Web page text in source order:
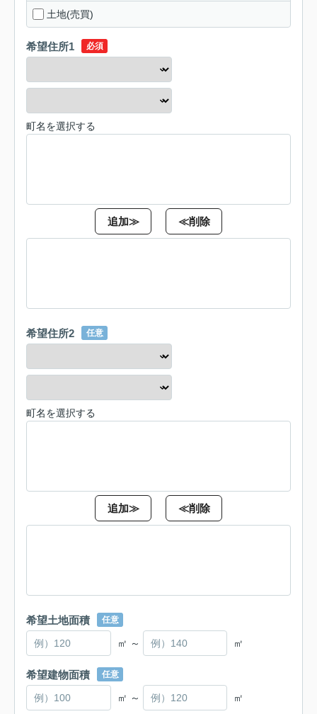
土地(売買)
希望住所1 必須
町名を選択する
追加≫ ≪削除
希望住所2 任意
町名を選択する
追加≫ ≪削除
希望土地面積 任意
㎡ ～ ㎡
希望建物面積 任意
㎡ ～ ㎡